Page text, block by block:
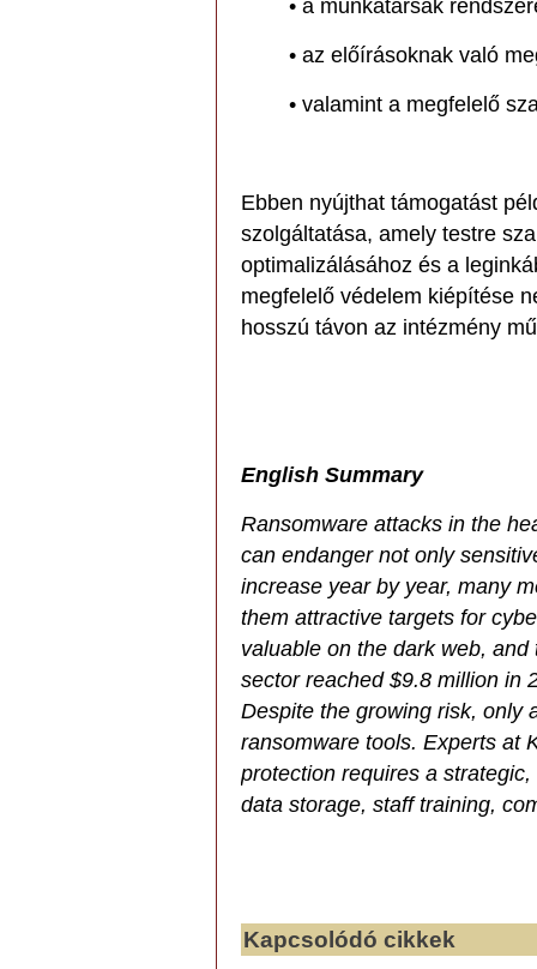
• a munkatársak
• az előírásoknak való
• valamint a megfelelő
Ebben nyújthat támogatást
szolgáltatása, amely testre
optimalizálásához és a
megfelelő védelem kiépítése
hosszú távon az intézmény
English Summary
Ransomware attacks in the
can endanger not only
increase year by year, many
them attractive targets for
valuable on the dark web,
sector reached $9.8 million in
Despite the growing risk, only
ransomware tools. Experts at
protection requires a
data storage, staff training,
Kapcsolódó cikkek